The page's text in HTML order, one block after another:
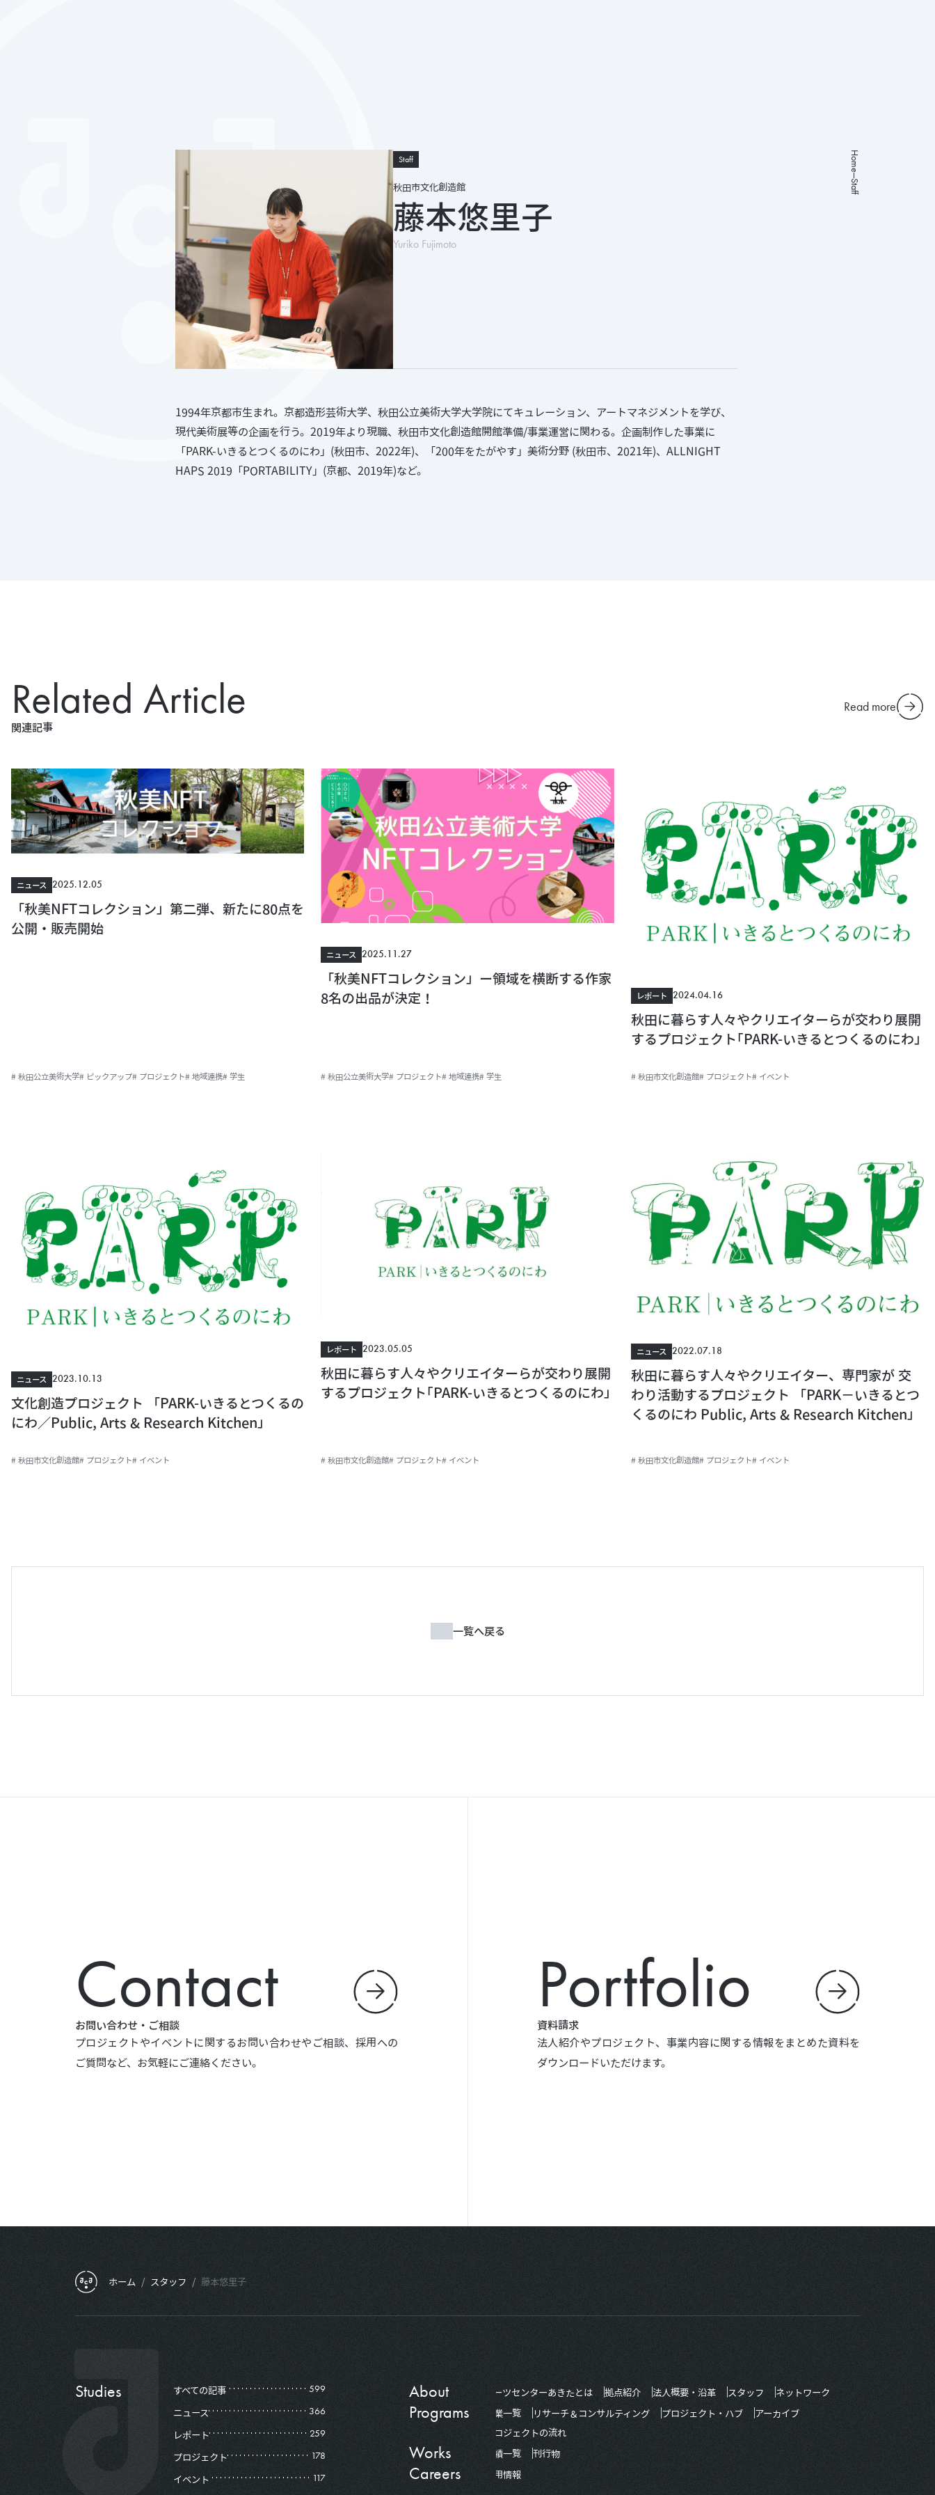
Home
Staff
Staff
秋田市文化創造館
藤本悠里子
Yuriko Fujimoto
1994年京都市生まれ。京都造形芸術大学、秋田公立美術大学大学院にてキュレーション、アートマネジメントを学び、
現代美術展等の企画を行う。2019年より現職、秋田市文化創造館開館準備/事業運営に関わる。企画制作した事業に
「PARK-いきるとつくるのにわ」(秋田市、2022年)、「200年をたがやす」美術分野 (秋田市、2021年)、ALLNIGHT
HAPS 2019「PORTABILITY」(京都、2019年)など。
Related Article
関連記事
Read more
ニュース 2025.12.05
「秋美NFTコレクション」第二弾、新たに80点を
公開・販売開始
# 秋田公立美術大学# ピックアップ# プロジェクト# 地域連携# 学生
ニュース 2025.11.27
「秋美NFTコレクション」ー領域を横断する作家
8名の出品が決定！
# 秋田公立美術大学# プロジェクト# 地域連携# 学生
レポート 2024.04.16
秋田に暮らす人々やクリエイターらが交わり展開
するプロジェクト｢PARK-いきるとつくるのにわ｣
# 秋田市文化創造館# プロジェクト# イベント
ニュース 2023.10.13
文化創造プロジェクト 「PARK-いきるとつくるの
にわ／Public, Arts & Research Kitchen」
# 秋田市文化創造館# プロジェクト# イベント
レポート 2023.05.05
秋田に暮らす人々やクリエイターらが交わり展開
するプロジェクト｢PARK-いきるとつくるのにわ｣
# 秋田市文化創造館# プロジェクト# イベント
ニュース 2022.07.18
秋田に暮らす人々やクリエイター、専門家が 交
わり活動するプロジェクト 「PARK－いきるとつ
くるのにわ Public, Arts & Research Kitchen」
# 秋田市文化創造館# プロジェクト# イベント
一覧へ戻る
Contact
お問い合わせ・ご相談
プロジェクトやイベントに関するお問い合わせやご相談、採用への
ご質問など、お気軽にご連絡ください。
Portfolio
資料請求
法人紹介やプロジェクト、事業内容に関する情報をまとめた資料を
ダウンロードいただけます。
フッターメニュー
ホーム / スタッフ / 藤本悠里子
Studies すべての記事 599
ニュース 366
レポート 259
プロジェクト 178
イベント 117
About アーツセンターあきたとは 拠点紹介 法人概要・沿革 スタッフ ネットワーク
Programs 事業一覧 リサーチ＆コンサルティング プロジェクト・ハブ
アーカイブ
プロジェクトの流れ
Works 実績一覧 刊行物
Careers 採用情報